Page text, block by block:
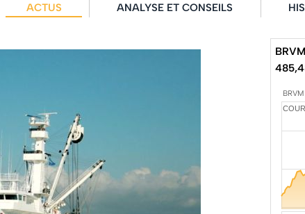
ACTUS ANALYSE ET CONSEILS